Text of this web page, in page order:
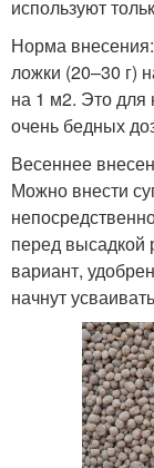
используют
Норма
ложки (20–30 г)
на 1 м2. Это
очень бедных
Весеннее
Можно внести
перед высадкой
вариант,
начнут